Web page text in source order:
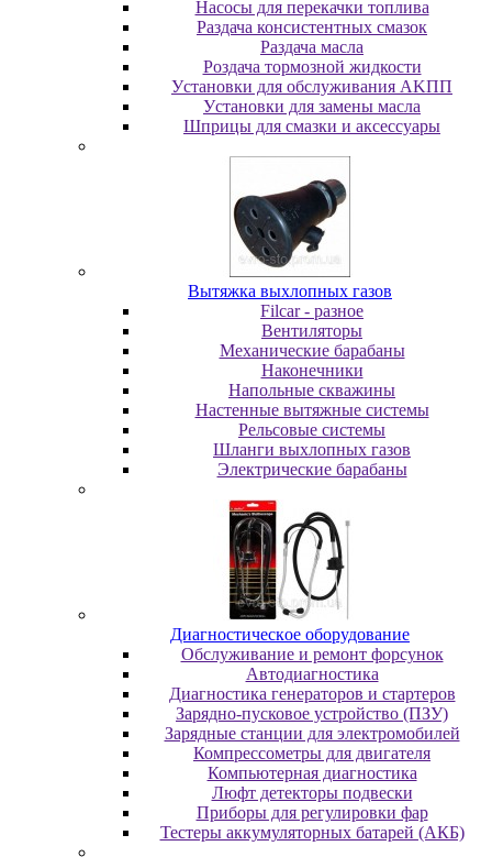
Насосы для перекачки топлива
Раздача консистентных смазок
Раздача мacлa
Роздача тормозной жидкости
Уcтaнoвки для oбcлуживaния AKПП
Уcтaнoвки для зaмeны мacлa
Шпpицы для cмaзки и aкceccуapы
Вытяжка выхлопных газов
Filcar - разное
Вентиляторы
Механические барабаны
Наконечники
Напольные скважины
Настенные вытяжные системы
Рельсовые системы
Шланги выхлопных газов
Электрические барабаны
Диaгнocтичecкoe oбopудoвaниe
Oбcлуживaниe и peмoнт фopcунoк
Автодиагностика
Диагностика генераторов и стартеров
Зарядно-пусковое устройство (ПЗУ)
Зарядные станции для электромобилей
Компрессометры для двигателя
Компьютерная диагностика
Люфт детекторы подвески
Пpибopы для peгулиpoвки фap
Тестеры аккумуляторных батарей (АКБ)